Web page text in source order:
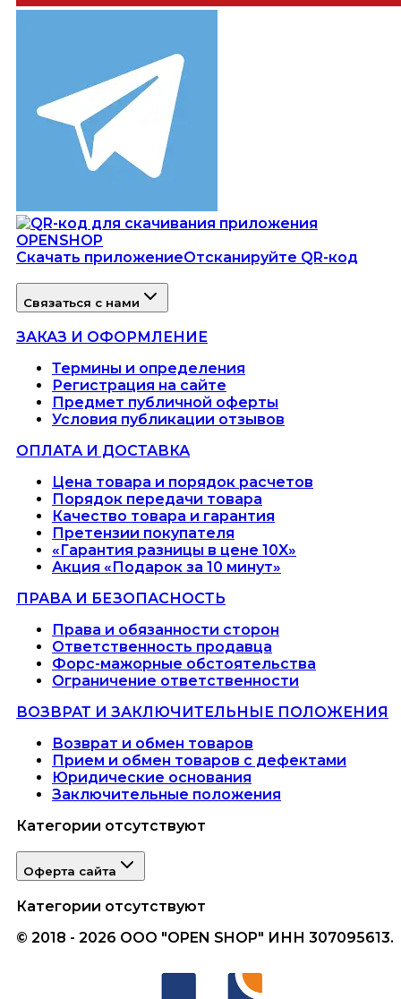
Скачать приложениеОтсканируйте QR-код
Связаться с нами
ЗАКАЗ И ОФОРМЛЕНИЕ
Термины и определения
Регистрация на сайте
Предмет публичной оферты
Условия публикации отзывов
ОПЛАТА И ДОСТАВКА
Цена товара и порядок расчетов
Порядок передачи товара
Качество товара и гарантия
Претензии покупателя
«Гарантия разницы в цене 10X»
Акция «Подарок за 10 минут»
ПРАВА И БЕЗОПАСНОСТЬ
Права и обязанности сторон
Ответственность продавца
Форс-мажорные обстоятельства
Ограничение ответственности
ВОЗВРАТ И ЗАКЛЮЧИТЕЛЬНЫЕ ПОЛОЖЕНИЯ
Возврат и обмен товаров
Прием и обмен товаров с дефектами
Юридические основания
Заключительные положения
Категории отсутствуют
Оферта сайта
Категории отсутствуют
© 2018 - 2026 ООО "OPEN SHOP" ИНН 307095613.